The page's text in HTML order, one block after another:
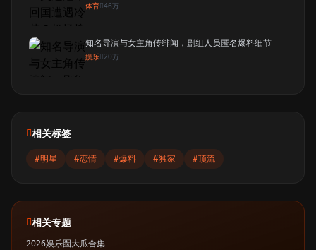
体育 46万
知名导演与女主角传绯闻，剧组人员匿名爆料细节
娱乐 20万
相关标签
#明星 #恋情 #爆料 #独家 #顶流
相关专题
2026娱乐圈大瓜合集